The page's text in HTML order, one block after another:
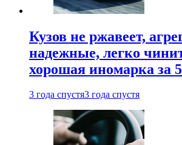
Кузов не ржавеет,
надежные, легко
хорошая иномарка за
3 года спустя3 года спустя